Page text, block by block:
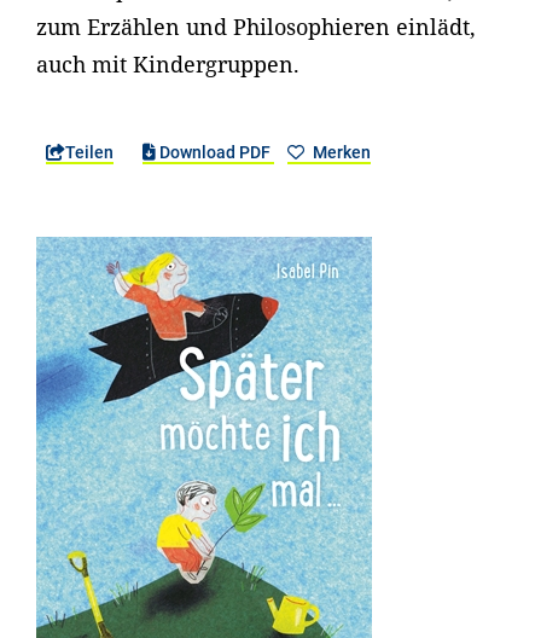
zum Erzählen und Philosophieren einlädt,
auch mit Kindergruppen.
Teilen Download PDF Merken